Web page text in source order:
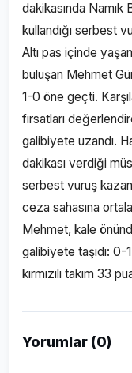
dakikasında Namık
kullandığı serbest
Altı pas içinde
buluşan Mehmet
1-0 öne geçti.
fırsatları
galibiyete uzandı.
dakikası verdiği
serbest vuruş
ceza sahasına
Mehmet, kale
galibiyete taşıdı: 0-
kırmızılı takım 33
Yorumlar (0)